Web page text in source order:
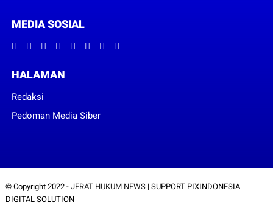
MEDIA SOSIAL
HALAMAN
Redaksi
Pedoman Media Siber
© Copyright 2022 - JERAT HUKUM NEWS| SUPPORT PIXINDONESIA
DIGITAL SOLUTION